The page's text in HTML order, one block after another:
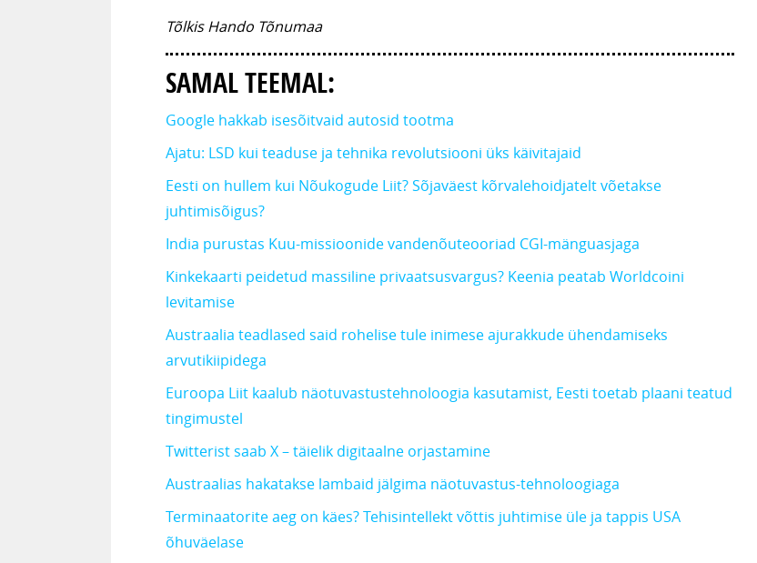
Tõlkis Hando Tõnumaa
SAMAL TEEMAL:
Google hakkab isesõitvaid autosid tootma
Ajatu: LSD kui teaduse ja tehnika revolutsiooni üks käivitajaid
Eesti on hullem kui Nõukogude Liit? Sõjaväest kõrvalehoidjatelt võetakse
juhtimisõigus?
India purustas Kuu-missioonide vandenõuteooriad CGI-mänguasjaga
Kinkekaarti peidetud massiline privaatsusvargus? Keenia peatab Worldcoini
levitamise
Austraalia teadlased said rohelise tule inimese ajurakkude ühendamiseks
arvutikiipidega
Euroopa Liit kaalub näotuvastustehnoloogia kasutamist, Eesti toetab plaani teatud
tingimustel
Twitterist saab X – täielik digitaalne orjastamine
Austraalias hakatakse lambaid jälgima näotuvastus-tehnoloogiaga
Terminaatorite aeg on käes? Tehisintellekt võttis juhtimise üle ja tappis USA
õhuväelase